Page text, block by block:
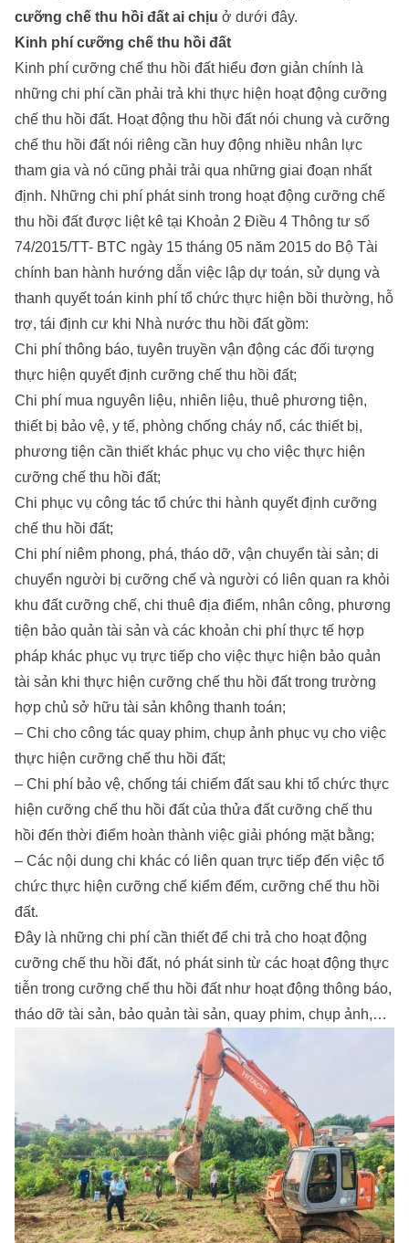
cưỡng chế thu hồi đất ai chịu ở dưới đây.
Kinh phí cưỡng chế thu hồi đất
Kinh phí cưỡng chế thu hồi đất hiểu đơn giản chính là
những chi phí cần phải trả khi thực hiện hoạt động cưỡng
chế thu hồi đất. Hoạt động thu hồi đất nói chung và cưỡng
chế thu hồi đất nói riêng cần huy động nhiều nhân lực
tham gia và nó cũng phải trải qua những giai đoạn nhất
định. Những chi phí phát sinh trong hoạt động cưỡng chế
thu hồi đất được liệt kê tại Khoản 2 Điều 4 Thông tư số
74/2015/TT- BTC ngày 15 tháng 05 năm 2015 do Bộ Tài
chính ban hành hướng dẫn việc lập dự toán, sử dụng và
thanh quyết toán kinh phí tổ chức thực hiện bồi thường, hỗ
trợ, tái định cư khi Nhà nước thu hồi đất gồm:
Chi phí thông báo, tuyên truyền vận động các đối tượng
thực hiện quyết định cưỡng chế thu hồi đất;
Chi phí mua nguyên liệu, nhiên liệu, thuê phương tiện,
thiết bị bảo vệ, y tế, phòng chống cháy nổ, các thiết bị,
phương tiện cần thiết khác phục vụ cho việc thực hiện
cưỡng chế thu hồi đất;
Chi phục vụ công tác tổ chức thi hành quyết định cưỡng
chế thu hồi đất;
Chi phí niêm phong, phá, tháo dỡ, vận chuyển tài sản; di
chuyển người bị cưỡng chế và người có liên quan ra khỏi
khu đất cưỡng chế, chi thuê địa điểm, nhân công, phương
tiện bảo quản tài sản và các khoản chi phí thực tế hợp
pháp khác phục vụ trực tiếp cho việc thực hiện bảo quản
tài sản khi thực hiện cưỡng chế thu hồi đất trong trường
hợp chủ sở hữu tài sản không thanh toán;
– Chi cho công tác quay phim, chụp ảnh phục vụ cho việc
thực hiện cưỡng chế thu hồi đất;
– Chi phí bảo vệ, chống tái chiếm đất sau khi tổ chức thực
hiện cưỡng chế thu hồi đất của thửa đất cưỡng chế thu
hồi đến thời điểm hoàn thành việc giải phóng mặt bằng;
– Các nội dung chi khác có liên quan trực tiếp đến việc tổ
chức thực hiện cưỡng chế kiểm đếm, cưỡng chế thu hồi
đất.
Đây là những chi phí cần thiết để chi trả cho hoạt động
cưỡng chế thu hồi đất, nó phát sinh từ các hoạt động thực
tiễn trong cưỡng chế thu hồi đất như hoạt động thông báo,
tháo dỡ tài sản, bảo quản tài sản, quay phim, chụp ảnh,…